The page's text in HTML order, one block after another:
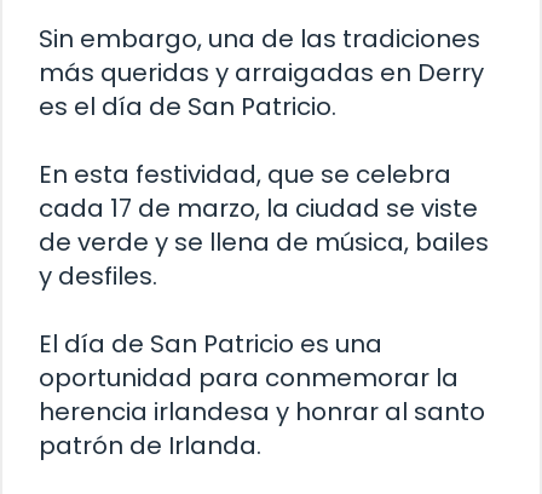
Sin embargo, una de las tradiciones
más queridas y arraigadas en Derry
es el día de San Patricio.
En esta festividad, que se celebra
cada 17 de marzo, la ciudad se viste
de verde y se llena de música, bailes
y desfiles.
El día de San Patricio es una
oportunidad para conmemorar la
herencia irlandesa y honrar al santo
patrón de Irlanda.